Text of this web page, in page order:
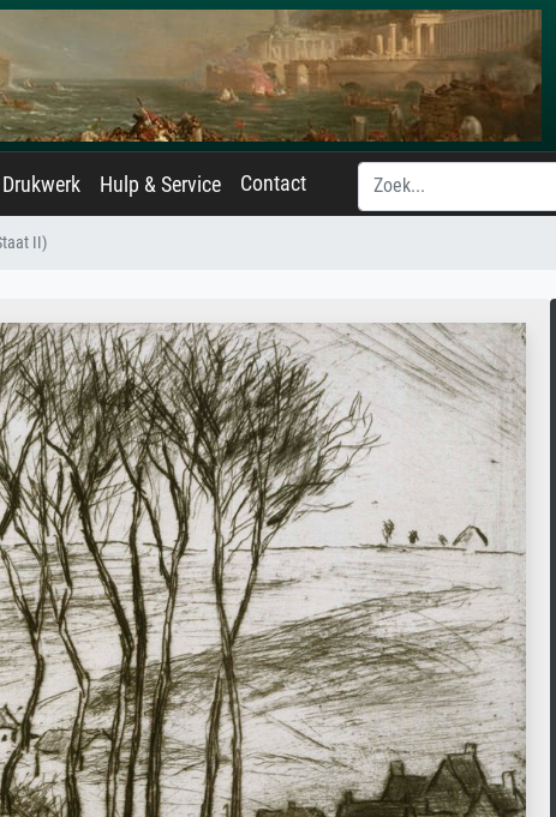
Drukwerk Hulp & Service Contact
II)